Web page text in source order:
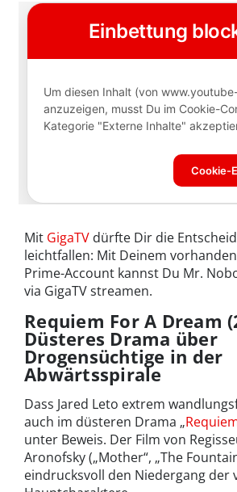
Mit GigaTV dürfte Dir die
leichtfallen: Mit Deinem
Prime-Account kannst Du Mr.
via GigaTV streamen.
Requiem For A Dream
Düsteres Drama über
Drogensüchtige in der
Abwärtsspirale
Dass Jared Leto extrem
auch im düsteren Drama „
unter Beweis. Der Film von
Aronofsky („Mother“, „The
eindrucksvoll den Niedergang der